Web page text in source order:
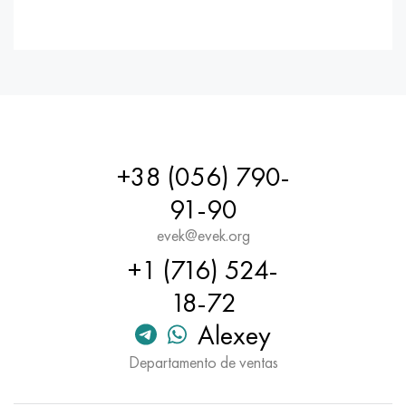
+38 (056) 790-
91-90
evek@evek.org
+1 (716) 524-
18-72
Alexey
Departamento de ventas